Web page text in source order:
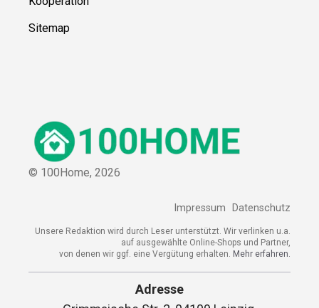
Sitemap
© 100Home, 2026
Impressum Datenschutz
Unsere Redaktion wird durch Leser unterstützt. Wir verlinken u.a.
auf ausgewählte Online-Shops und Partner,
von denen wir ggf. eine Vergütung erhalten. Mehr erfahren.
Adresse